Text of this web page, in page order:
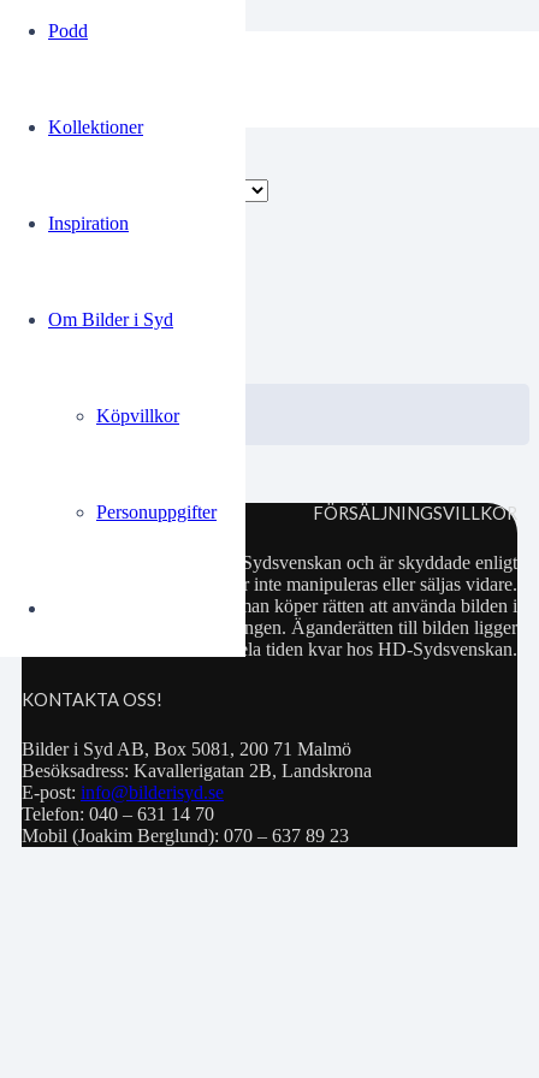
Podd
Kollektioner
Inspiration
Om Bilder i Syd
Köpvillkor
Personuppgifter
0.00kr
Välj alternativ
FÖRSÄLJNINGSVILLKOR
Samtliga bilder hör till HD-Sydsvenskan och är skyddade enligt
upphovsrättslagen. De får inte manipuleras eller säljas vidare.
Köp av bild innebär att man köper rätten att använda bilden i
privat bruk eller för publiceringen. Äganderätten till bilden ligger
hela tiden kvar hos HD-Sydsvenskan.
KONTAKTA OSS!
Bilder i Syd AB, Box 5081, 200 71 Malmö
Besöksadress: Kavallerigatan 2B, Landskrona
E-post: info@bilderisyd.se
Telefon: 040 – 631 14 70
Mobil (Joakim Berglund): 070 – 637 89 23